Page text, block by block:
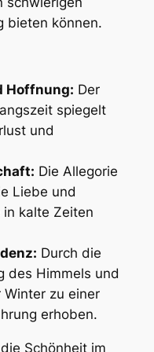
bieten können.
Hoffnung: Der
spiegelt
und
Die Allegorie
Liebe und
in kalte Zeiten
Durch die
des Himmels und
zu einer
erhoben.
Schönheit im